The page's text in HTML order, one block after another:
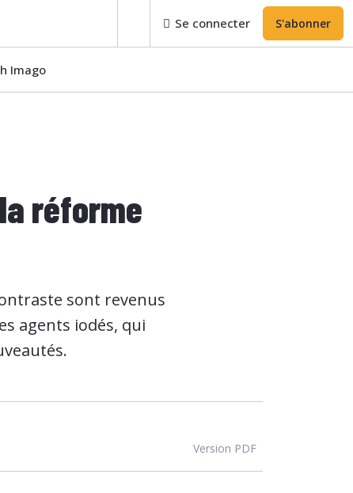
Se connecter S'abonner
Imago
réforme
sont revenus
agents iodés, qui
Version PDF